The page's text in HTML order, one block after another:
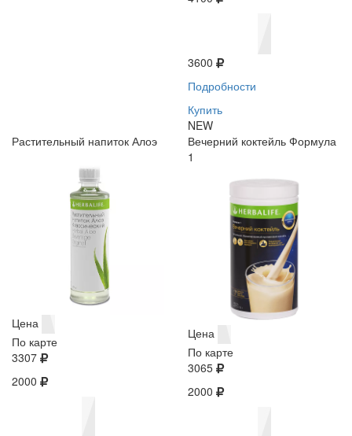
3600
Подробности
Купить
NEW
Растительный напиток Алоэ
Цена
По карте
3307
2000
Вечерний коктейль Формула
1
Цена
По карте
3065
2000